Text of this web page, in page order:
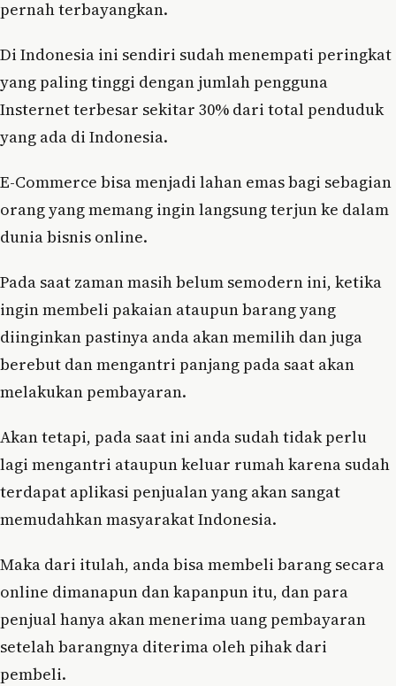
pernah terbayangkan.
Di Indonesia ini sendiri sudah menempati peringkat
yang paling tinggi dengan jumlah pengguna
Insternet terbesar sekitar 30% dari total penduduk
yang ada di Indonesia.
E-Commerce bisa menjadi lahan emas bagi sebagian
orang yang memang ingin langsung terjun ke dalam
dunia bisnis online.
Pada saat zaman masih belum semodern ini, ketika
ingin membeli pakaian ataupun barang yang
diinginkan pastinya anda akan memilih dan juga
berebut dan mengantri panjang pada saat akan
melakukan pembayaran.
Akan tetapi, pada saat ini anda sudah tidak perlu
lagi mengantri ataupun keluar rumah karena sudah
terdapat aplikasi penjualan yang akan sangat
memudahkan masyarakat Indonesia.
Maka dari itulah, anda bisa membeli barang secara
online dimanapun dan kapanpun itu, dan para
penjual hanya akan menerima uang pembayaran
setelah barangnya diterima oleh pihak dari
pembeli.